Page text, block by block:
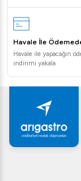
sensörleri gibi
tutucular veya
güvenli bir
sunulan
mutfak
getirebilir,
Havale İle
Havale ile yapacağın
indirimi yakala